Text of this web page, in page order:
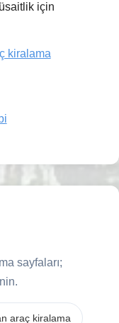
için
kiralama
sayfaları;
araç kiralama